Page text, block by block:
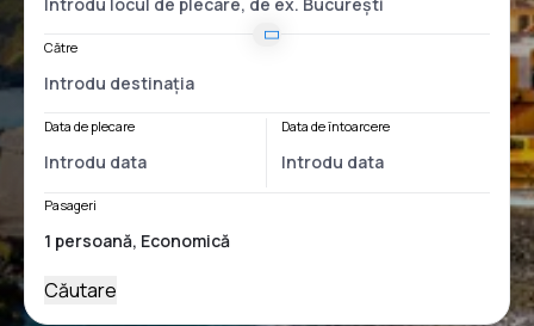
Către
Data de plecare Data de întoarcere
Pasageri
Căutare